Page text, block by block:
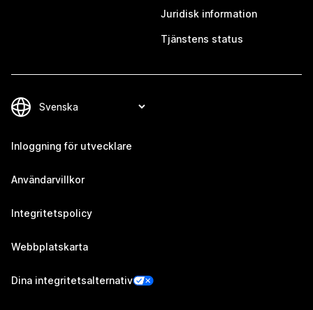
Juridisk information
Tjänstens status
Inloggning för utvecklare
Användarvillkor
Integritetspolicy
Webbplatskarta
Dina integritetsalternativ